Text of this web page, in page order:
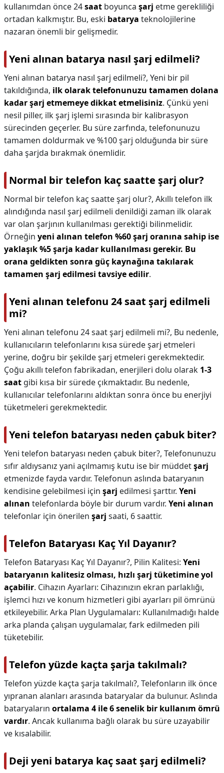
kullanımdan önce 24saat boyunca şarj etme gerekliliği
ortadan kalkmıştır. Bu, eski batarya teknolojilerine
nazaran önemli bir gelişmedir.
Yeni alınan batarya nasıl şarj edilmeli?
Yeni alınan batarya nasıl şarj edilmeli?, Yeni bir pil
takıldığında, ilk olarak telefonunuzu tamamen dolana
kadar şarj etmemeye dikkat etmelisiniz. Çünkü yeni
nesil piller, ilk şarj işlemi sırasında bir kalibrasyon
sürecinden geçerler. Bu süre zarfında, telefonunuzu
tamamen doldurmak ve %100 şarj olduğunda bir süre
daha şarjda bırakmak önemlidir.
Normal bir telefon kaç saatte şarj olur?
Normal bir telefon kaç saatte şarj olur?, Akıllı telefon ilk
alındığında nasıl şarj edilmeli denildiği zaman ilk olarak
var olan şarjının kullanılması gerektiği bilinmelidir.
Örneğin yeni alınan telefon %60 şarj oranına sahip ise
yaklaşık %5 şarja kadar kullanılması gerekir. Bu
orana geldikten sonra güç kaynağına takılarak
tamamen şarj edilmesi tavsiye edilir.
Yeni alınan telefonu 24 saat şarj edilmeli
mi?
Yeni alınan telefonu 24 saat şarj edilmeli mi?, Bu nedenle,
kullanıcıların telefonlarını kısa sürede şarj etmeleri
yerine, doğru bir şekilde şarj etmeleri gerekmektedir.
Çoğu akıllı telefon fabrikadan, enerjileri dolu olarak 1-3
saat gibi kısa bir sürede çıkmaktadır. Bu nedenle,
kullanıcılar telefonlarını aldıktan sonra önce bu enerjiyi
tüketmeleri gerekmektedir.
Yeni telefon bataryası neden çabuk biter?
Yeni telefon bataryası neden çabuk biter?, Telefonunuzu
sıfır aldıysanız yani açılmamış kutu ise bir müddetşarj
etmenizde fayda vardır. Telefonun aslında bataryanın
kendisine gelebilmesi için şarj edilmesi şarttır. Yeni
alınan telefonlarda böyle bir durum vardır. Yeni alınan
telefonlar için önerilen şarj saati, 6 saattir.
Telefon Bataryası Kaç Yıl Dayanır?
Telefon Bataryası Kaç Yıl Dayanır?, Pilin Kalitesi: Yeni
bataryanın kalitesiz olması, hızlı şarj tüketimine yol
açabilir. Cihazın Ayarları: Cihazınızın ekran parlaklığı,
işlemci hızı ve konum hizmetleri gibi ayarları pil ömrünü
etkileyebilir. Arka Plan Uygulamaları: Kullanılmadığı halde
arka planda çalışan uygulamalar, fark edilmeden pili
tüketebilir.
Telefon yüzde kaçta şarja takılmalı?
Telefon yüzde kaçta şarja takılmalı?, Telefonların ilk önce
yıpranan alanları arasında bataryalar da bulunur. Aslında
bataryaların ortalama 4 ile 6 senelik bir kullanım ömrü
vardır. Ancak kullanıma bağlı olarak bu süre uzayabilir
ve kısalabilir.
Deji yeni batarya kaç saat şarj edilmeli?